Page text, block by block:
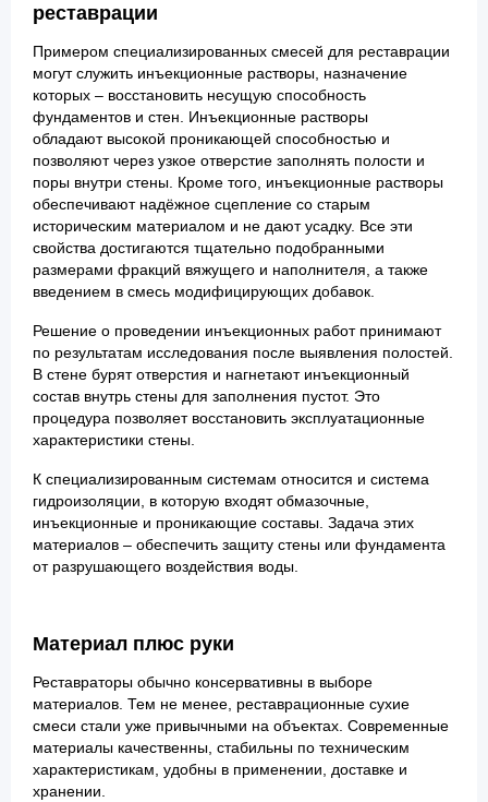
реставрации
Примером специализированных смесей для реставрации
могут служить инъекционные растворы, назначение
которых – восстановить несущую способность
фундаментов и стен. Инъекционные растворы
обладают высокой проникающей способностью и
позволяют через узкое отверстие заполнять полости и
поры внутри стены. Кроме того, инъекционные растворы
обеспечивают надёжное сцепление со старым
историческим материалом и не дают усадку. Все эти
свойства достигаются тщательно подобранными
размерами фракций вяжущего и наполнителя, а также
введением в смесь модифицирующих добавок.
Решение о проведении инъекционных работ принимают
по результатам исследования после выявления полостей.
В стене бурят отверстия и нагнетают инъекционный
состав внутрь стены для заполнения пустот. Это
процедура позволяет восстановить эксплуатационные
характеристики стены.
К специализированным системам относится и система
гидроизоляции, в которую входят обмазочные,
инъекционные и проникающие составы. Задача этих
материалов – обеспечить защиту стены или фундамента
от разрушающего воздействия воды.
Материал плюс руки
Реставраторы обычно консервативны в выборе
материалов. Тем не менее, реставрационные сухие
смеси стали уже привычными на объектах. Современные
материалы качественны, стабильны по техническим
характеристикам, удобны в применении, доставке и
хранении.